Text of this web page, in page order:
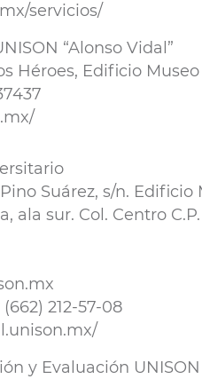
servicios/
“Alonso Vidal”
Héroes, Edificio
Suárez, s/n. Edificio
ala sur. Col. Centro
212-57-08
y Evaluación UNISON